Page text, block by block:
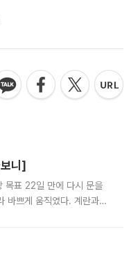
니]
목표 22일 만에 다시 문을
바쁘게 움직였다. 계란과